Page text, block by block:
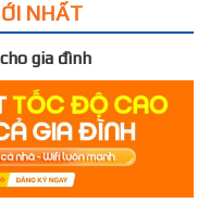
NHẤT
gia đình